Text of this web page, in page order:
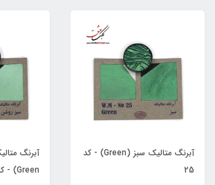
آبرنگ متالیک سبز (Green) - کد
25
Green) - کد 24